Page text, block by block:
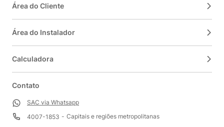
Área do Cliente
Área do Instalador
Calculadora
Contato
SAC via Whatsapp
4007-1853
Capitais e regiões metropolitanas